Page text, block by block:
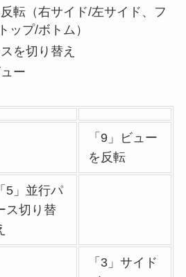
反転（右サイド/左サイド、フ
ップ/ボトム）
を切り替え
ー
「9」ビュー
を反転
「5」並行パ
ス切り替
「3」サイド